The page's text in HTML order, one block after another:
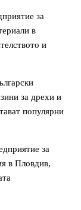
за
в
и
за дрехи и
популярни
за
в Пловдив,